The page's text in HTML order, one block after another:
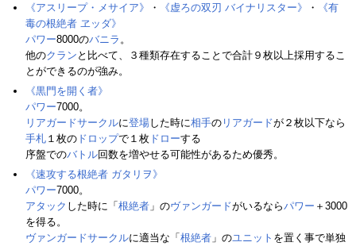
《アスリープ・メサイア》
・ 《虚ろの双刃 バイナリスター》 ・
《有
毒の根絶者 ヱッダ》
パワー8000のバニラ 。
他のクラン と比べて、３種類存在することで合計９枚以上採用するこ
とができるのが強み。
《黒門を開く者》
パワー7000。
リアガードサークルに登場した時に相手の リアガードが２枚以下なら
手札 １枚の ドロップで１枚 ドローする
序盤でのバトル回数を増やせる可能性があるため優秀。
《速攻する根絶者 ガタリヲ》
パワー7000。
アタック した時に「 根絶者 」のヴァンガードがいるならパワー ＋3000
を得る。
ヴァンガードサークルに適当な「 根絶者 」のユニット を置く事で単独